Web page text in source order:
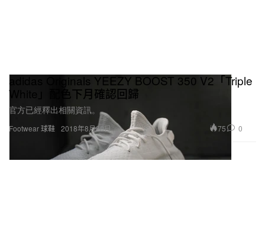
Footwear 球鞋
adidas Originals YEEZY BOOST 350 V2「Triple
White」配色下月確認回歸
官方已經釋出相關資訊。
2018年8月20日 75 0